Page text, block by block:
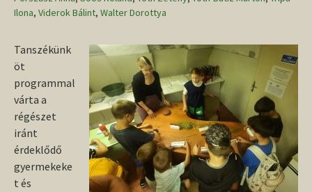
Ilona, Viderok Bálint, Walter Dorottya
Tanszékünk
öt
programmal
várta a
régészet
iránt
érdeklődő
gyermekeke
t és